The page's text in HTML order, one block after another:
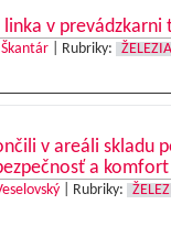
v prevádzkarni
Škantár| Rubriky:
v areáli skladu
a
| Rubriky: